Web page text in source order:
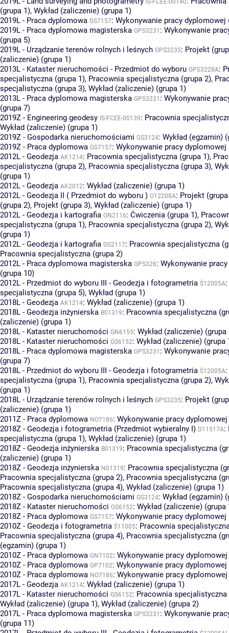
(grupa 1), Wykład (zaliczenie) (grupa 1)
2019L - Praca dyplomowa GS7157: Wykonywanie pracy dyplomowej
2019L - Praca dyplomowa magisterska GPS3231 : Wykonywanie
(grupa 5)
2019L - Urządzanie terenów rolnych i leśnych GPS3235: Projekt
(zaliczenie) (grupa 1)
2013L - Kataster nieruchomości - Przedmiot do wyboru GPS3228A:
specjalistyczna (grupa 1), Pracownia specjalistyczna (grupa 2),
specjalistyczna (grupa 3), Wykład (zaliczenie) (grupa 1)
2013L - Praca dyplomowa magisterska GPS3231 : Wykonywanie
(grupa 7)
2019Z - Engineering geodesy IS-FCEE-00139: Pracownia
Wykład (zaliczenie) (grupa 1)
2019Z - Gospodarka nieruchomościami GS3124: Wykład (egzamin)
2019Z - Praca dyplomowa GS7157: Wykonywanie pracy dyplomowej
2012L - Geodezja AK1214: Pracownia specjalistyczna (grupa 1),
specjalistyczna (grupa 2), Pracownia specjalistyczna (grupa 3),
(grupa 1)
2012L - Geodezja AK2012: Wykład (zaliczenie) (grupa 1)
2012L - Geodezja II ( Przedmiot do wyboru ) O12208A: Projekt
(grupa 2), Projekt (grupa 3), Wykład (zaliczenie) (grupa 1)
2012L - Geodezja i kartografia GN2116: Ćwiczenia (grupa 1),
specjalistyczna (grupa 1), Pracownia specjalistyczna (grupa 2),
(grupa 1)
2012L - Geodezja i kartografia GS2117: Pracownia specjalistyczna
Pracownia specjalistyczna (grupa 2)
2012L - Praca dyplomowa magisterska GPS326: Wykonywanie
(grupa 10)
2012L - Przedmiot do wyboru III - Geodezja i fotogrametria Ś12005A:
specjalistyczna (grupa 5), Wykład (grupa 1)
2018L - Geodezja AK1214: Wykład (zaliczenie) (grupa 1)
2018L - Geodezja inżynierska B01319: Pracownia specjalistyczna
(zaliczenie) (grupa 1)
2018L - Kataster nieruchomości GN6155: Wykład (zaliczenie) (grupa
2018L - Kataster nieruchomości GS6152: Wykład (zaliczenie) (grupa
2018L - Praca dyplomowa magisterska GPS3231 : Wykonywanie
(grupa 7)
2018L - Przedmiot do wyboru III - Geodezja i fotogrametria Ś12005A:
specjalistyczna (grupa 1), Pracownia specjalistyczna (grupa 2),
(grupa 1)
2018L - Urządzanie terenów rolnych i leśnych GPS3235: Projekt
(zaliczenie) (grupa 1)
2011Z - Praca dyplomowa NO7186: Wykonywanie pracy dyplomowej
2018Z - Geodezja i fotogrametria (Przedmiot wybieralny I) D11517A:
specjalistyczna (grupa 1), Wykład (zaliczenie) (grupa 1)
2018Z - Geodezja inżynierska B01319: Pracownia specjalistyczna
(zaliczenie) (grupa 1)
2018Z - Geodezja inżynierska N01319: Pracownia specjalistyczna
Pracownia specjalistyczna (grupa 2), Pracownia specjalistyczna
Pracownia specjalistyczna (grupa 4), Wykład (zaliczenie) (grupa 1)
2018Z - Gospodarka nieruchomościami GS3124: Wykład (egzamin)
2018Z - Kataster nieruchomości GS6152: Wykład (zaliczenie) (grupa
2018Z - Praca dyplomowa GS7157: Wykonywanie pracy dyplomowej
2010Z - Geodezja i fotogrametria Ś11005: Pracownia
Pracownia specjalistyczna (grupa 4), Pracownia specjalistyczna
(egzamin) (grupa 1)
2010Z - Praca dyplomowa GN7102: Wykonywanie pracy dyplomowej
2010Z - Praca dyplomowa GP7102: Wykonywanie pracy dyplomowej
2010Z - Praca dyplomowa NO7186: Wykonywanie pracy dyplomowej
2017L - Geodezja AK1214: Wykład (zaliczenie) (grupa 1)
2017L - Kataster nieruchomości GS6152: Pracownia specjalistyczna
Wykład (zaliczenie) (grupa 1), Wykład (zaliczenie) (grupa 2)
2017L - Praca dyplomowa magisterska GPS3231 : Wykonywanie
(grupa 11)